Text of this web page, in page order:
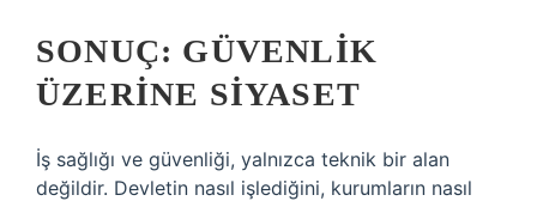
SONUÇ: GÜVENLIK
ÜZERINE SIYASET
İş sağlığı ve güvenliği, yalnızca teknik bir alan
değildir. Devletin nasıl işlediğini, kurumların nasıl